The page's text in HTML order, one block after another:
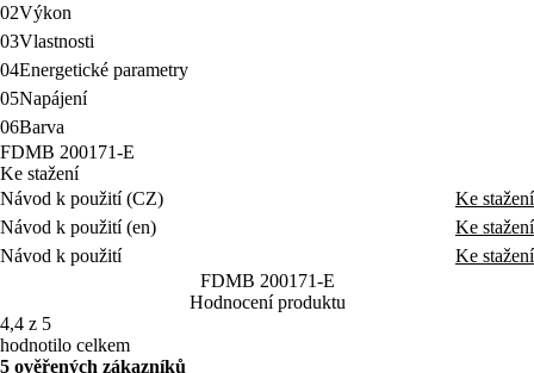
02Výkon
03Vlastnosti
04Energetické parametry
05Napájení
06Barva
FDMB 200171-E
Ke stažení
Návod k použití (CZ)
Ke stažení
Návod k použití (en)
Ke stažení
Návod k použití
Ke stažení
FDMB 200171-E
Hodnocení produktu
4,4 z 5
hodnotilo celkem
5 ověřených zákazníků